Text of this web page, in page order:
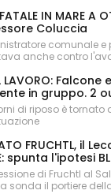
IN MARE A
Coluccia
comunale
anche contro
LAVORO: Falcone
in gruppo. 2
di riposo è tornato
FRUCHTL, il
spunta l'ipotesi
di Fruchtl al
sonda il portiere